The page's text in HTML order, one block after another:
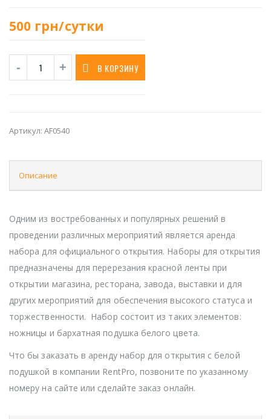
500 грн/сутки
В КОРЗИНУ
Артикул: AF0540
Описание
Одним из востребованных и популярных решений в
проведении различных мероприятий является аренда
набора для официального открытия. Наборы для открытия
предназначены для перерезания красной ленты при
открытии магазина, ресторана, завода, выставки и для
других мероприятий для обеспечения высокого статуса и
торжественности. Набор состоит из таких элементов:
ножницы и бархатная подушка белого цвета.
Что бы заказать в аренду набор для открытия с белой
подушкой в компании RentPro, позвоните по указанному
номеру на сайте или сделайте заказ онлайн.